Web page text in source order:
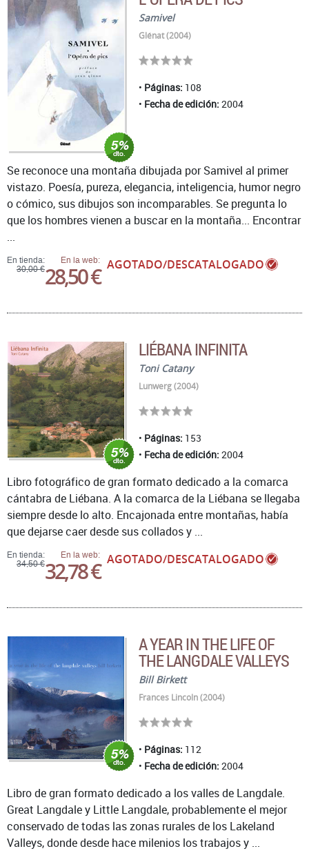
Samivel
Glénat (2004)
Páginas: 108
Fecha de edición: 2004
En tienda:
30,00 €
En la web:
28,50 € AGOTADO/DESCATALOGADO
Se reconoce una montaña dibujada por Samivel al primer
vistazo. Poesía, pureza, elegancia, inteligencia, humor negro
o cómico, sus dibujos son incomparables. Se pregunta lo
que los hombres vienen a buscar en la montaña... Encontrar
...
LIÉBANA INFINITA
Toni Catany
Lunwerg (2004)
Páginas: 153
Fecha de edición: 2004
En tienda:
34,50 €
En la web:
32,78 € AGOTADO/DESCATALOGADO
Libro fotográfico de gran formato dedicado a la comarca
cántabra de Liébana. A la comarca de la Liébana se llegaba
siempre desde lo alto. Encajonada entre montañas, había
que dejarse caer desde sus collados y ...
A YEAR IN THE LIFE OF
THE LANGDALE VALLEYS
Bill Birkett
Frances Lincoln (2004)
Páginas: 112
Fecha de edición: 2004
Libro de gran formato dedicado a los valles de Langdale.
Great Langdale y Little Langdale, probablemente el mejor
conservado de todas las zonas rurales de los Lakeland
Valleys, donde desde hace milenios los trabajos y ...